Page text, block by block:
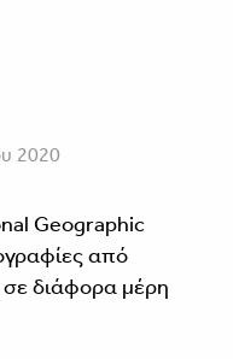
2020
Geographic
από
διάφορα μέρη